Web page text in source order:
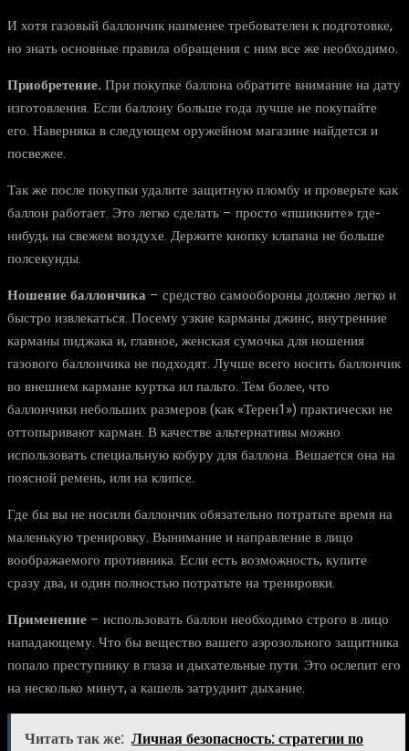
И хотя газовый баллончик наименее требователен к подготовке,
но знать основные правила обращения с ним все же необходимо.
Приобретение. При покупке баллона обратите внимание на дату
изготовления. Если баллону больше года лучше не покупайте
его. Наверняка в следующем оружейном магазине найдется и
посвежее.
Так же после покупки удалите защитную пломбу и проверьте как
баллон работает. Это легко сделать – просто «пшикните» где-
нибудь на свежем воздухе. Держите кнопку клапана не больше
полсекунды.
Ношение баллончика – средство самообороны должно легко и
быстро извлекаться. Посему узкие карманы джинс, внутренние
карманы пиджака и, главное, женская сумочка для ношения
газового баллончика не подходят. Лучше всего носить баллончик
во внешнем кармане куртка ил пальто. Тем более, что
баллончики небольших размеров (как «Терен1») практически не
оттопыривают карман. В качестве альтернативы можно
использовать специальную кобуру для баллона. Вешается она на
поясной ремень, или на клипсе.
Где бы вы не носили баллончик обязательно потратьте время на
маленькую тренировку. Вынимание и направление в лицо
воображаемого противника. Если есть возможность, купите
сразу два, и один полностью потратьте на тренировки.
Применение – использовать баллон необходимо строго в лицо
нападающему. Что бы вещество вашего аэрозольного защитника
попало преступнику в глаза и дыхательные пути. Это ослепит его
на несколько минут, а кашель затруднит дыхание.
Читать так же: Личная безопасность: стратегии по